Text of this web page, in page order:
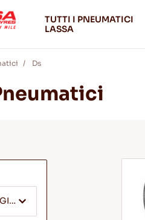
TUTTI I PNEUMATICI
LASSA
Ds
SELEZIONA STAGIONE